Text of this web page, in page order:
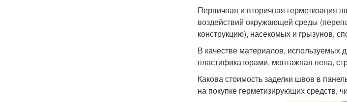
Первичная и вторичная герметизация
воздействий окружающей среды
конструкцию), насекомых и грызунов,
В качестве материалов, используемых
пластификаторами, монтажная пена,
Какова стоимость заделки швов в
на покупке герметизирующих средств,